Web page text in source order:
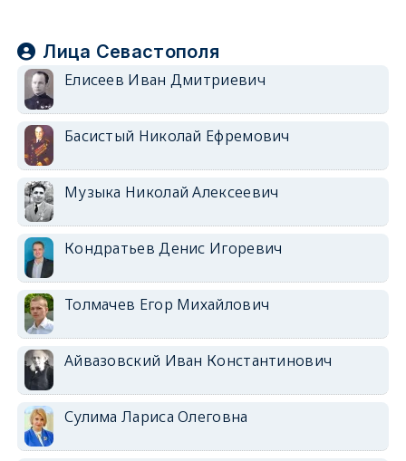
Лица Севастополя
Елисеев Иван Дмитриевич
Басистый Николай Ефремович
Музыка Николай Алексеевич
Кондратьев Денис Игоревич
Толмачев Егор Михайлович
Айвазовский Иван Константинович
Сулима Лариса Олеговна